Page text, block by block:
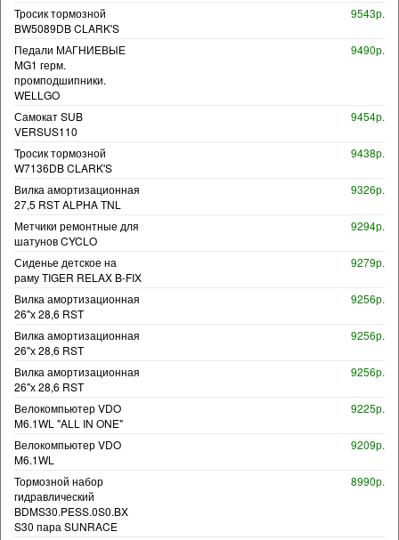
Тросик тормозной
BW5089DB CLARK'S
9543р.
Педали МАГНИЕВЫЕ
MG1 герм.
промподшипники.
WELLGO
9490р.
Самокат SUB
VERSUS110
9454р.
Тросик тормозной
W7136DB CLARK'S
9438р.
Вилка амортизационная
27,5 RST ALPHA TNL
9326р.
Метчики ремонтные для
шатунов CYCLO
9294р.
Сиденье детское на
раму TIGER RELAX B-FIX
9279р.
Вилка амортизационная
26"х 28,6 RST
9256р.
Вилка амортизационная
26"х 28,6 RST
9256р.
Вилка амортизационная
26"х 28,6 RST
9256р.
Велокомпьютер VDO
M6.1WL "ALL IN ONE"
9225р.
Велокомпьютер VDO
M6.1WL
9209р.
Тормозной набор
гидравлический
BDMS30.PESS.0S0.BX
S30 пара SUNRACE
8990р.